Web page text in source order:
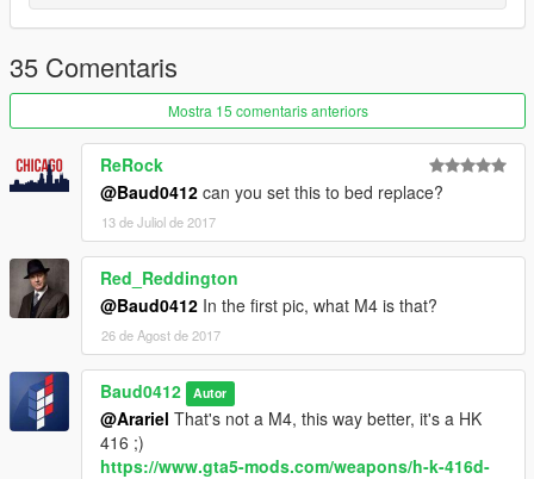
35 Comentaris
Mostra 15 comentaris anteriors
ReRock
@Baud0412 can you set this to bed replace?
13 de Juliol de 2017
Red_Reddington
@Baud0412 In the first pic, what M4 is that?
26 de Agost de 2017
Baud0412 Autor
@Arariel That's not a M4, this way better, it's a HK
416 ;)
https://www.gta5-mods.com/weapons/h-k-416d-